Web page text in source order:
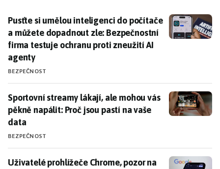
Pusťte si umělou inteligenci do počítače a můžete
Pusťte si umělou inteligenci do počítače
a můžete dopadnout zle: Bezpečnostní
firma testuje ochranu proti zneužití AI
agenty
BEZPEČNOST
Sportovní streamy lákají, ale mohou vás pěkně
Sportovní streamy lákají, ale mohou vás
pěkně napálit: Proč jsou pastí na vaše
data
BEZPEČNOST
Uživatelé prohlížeče Chrome, pozor na nové riziko:
Uživatelé prohlížeče Chrome, pozor na